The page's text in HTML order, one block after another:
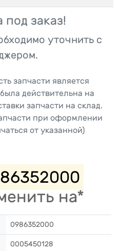
под заказ!
уточнить с
запчасти является
действительна на
запчасти на склад.
при оформлении
от указанной)
на*
0986352000
0005450128